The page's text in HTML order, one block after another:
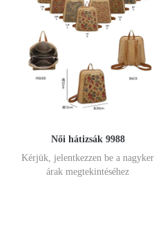
Női hátizsák 9988
Kérjük, jelentkezzen be a nagyker
árak megtekintéséhez